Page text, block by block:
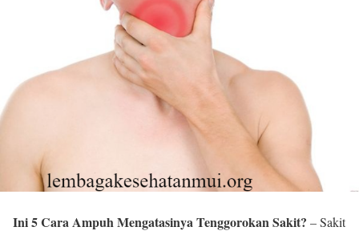
Ini 5 Cara Ampuh Mengatasinya Tenggorokan Sakit? – Sakit